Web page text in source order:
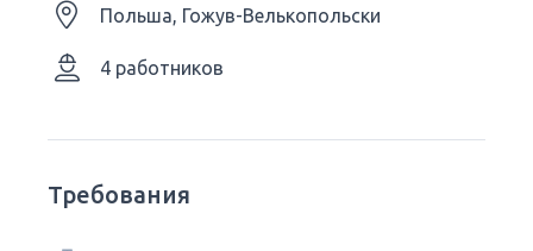
Польша, Гожув-Велькопольски
4 работников
Требования